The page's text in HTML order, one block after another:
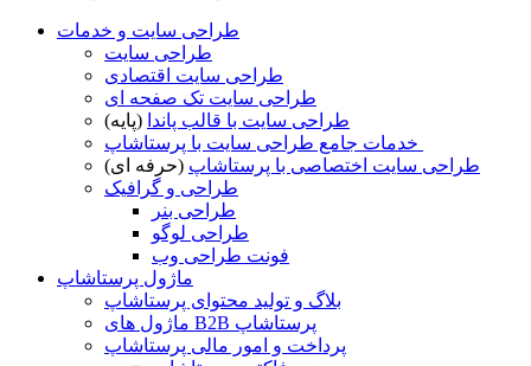
طراحی سایت و خدمات
طراحی سایت
طراحی سایت اقتصادی
طراحی سایت تک صفحه ای
طراحی سایت با قالب پاندا (پایه)
طراحی سایت اختصاصی با پرستاشاپ (حرفه ای)
طراحی و گرافیک
طراحی بنر
طراحی لوگو
فونت طراحی وب
ماژول پرستاشاپ
بلاگ و تولید محتوای پرستاشاپ
ماژول های B2B پرستاشاپ
پرداخت و امور مالی پرستاشاپ